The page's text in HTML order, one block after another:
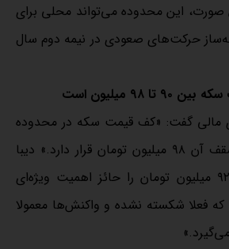
صورت، این محدوده می‌تواند محلی برای
حرکت‌های صعودی در نیمه دوم سال
میلیون است
مالی گفت: «کف قیمت سکه در محدوده
۹۰ میلیون تومان و سقف آن ۹۸ میلیون تومان قرار دارد.» دیبا
افزود: «پیشتر سطح ۹۲ میلیون تومان را حائز اهمیت ویژه‌ای
فعلا شکسته نشده و واکنش‌ها معمولا